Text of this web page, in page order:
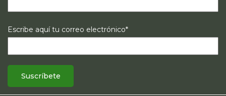
Escribe aquí tu correo electrónico*